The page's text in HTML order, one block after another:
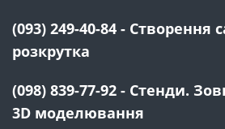
(093) 249-40-84 - Створення
розкрутка
(098) 839-77-92 - Стенди.
3D моделювання